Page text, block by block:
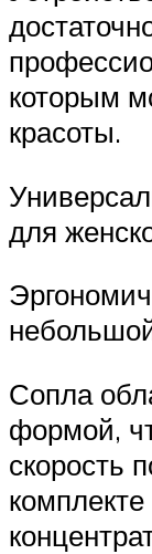
которым
красоты.
для
Сопла
формой,
скорость